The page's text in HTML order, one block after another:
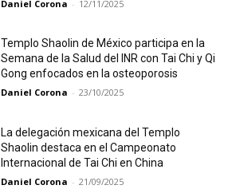
Daniel Corona - 12/11/2025
Templo Shaolin de México participa en la
Semana de la Salud del INR con Tai Chi y Qi
Gong enfocados en la osteoporosis
Daniel Corona - 23/10/2025
La delegación mexicana del Templo
Shaolin destaca en el Campeonato
Internacional de Tai Chi en China
Daniel Corona - 21/09/2025